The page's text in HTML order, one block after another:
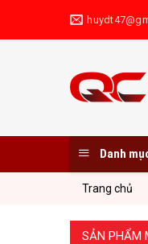
Danh
Trang chủ
SẢN PHẨM